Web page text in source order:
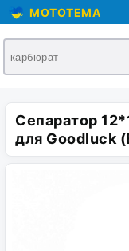
MOTOTEMA
Сепаратор
для Goodluck